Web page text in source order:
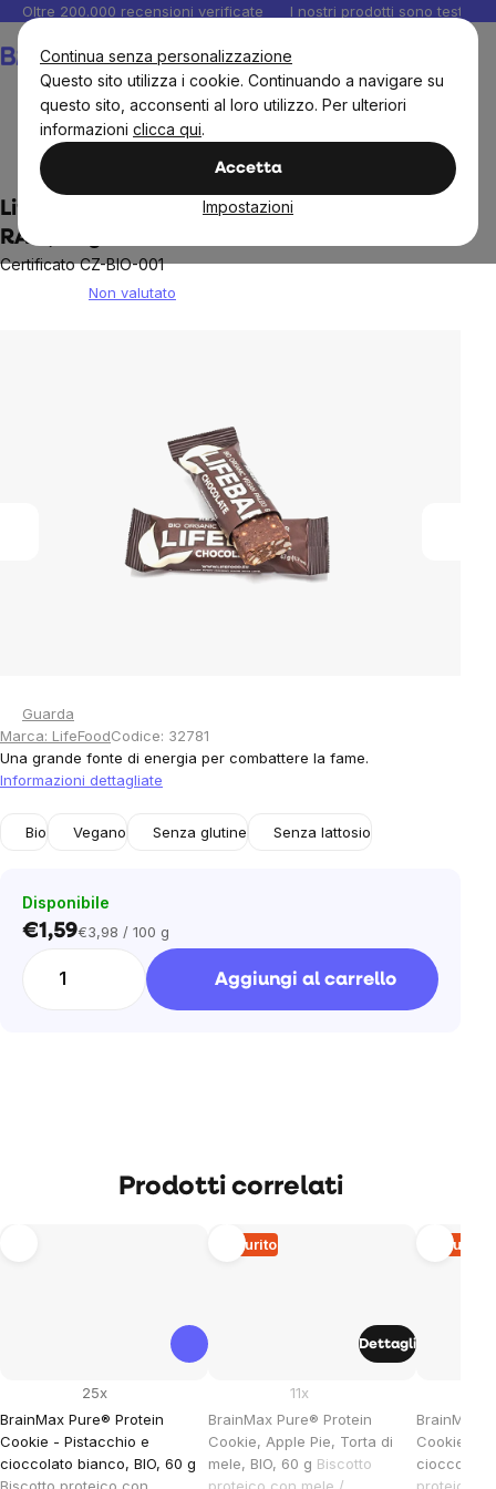
Continua senza personalizzazione
Questo sito utilizza i cookie. Continuando a navigare su
questo sito, acconsenti al loro utilizzo. Per ulteriori
informazioni clicca qui.
Accetta
Impostazioni
Salta
contenuto
Oltre 200.000 recensioni verificate I nostri prodotti sono testati
Snacks e cioccolata Stick e biscotti proteici
LifeFood - Barretta di cioccolato Lifebar,
RAW, 47 g
Certificato CZ-BIO-001
Non valutato
Guarda
Marca: LifeFoodCodice: 32781
Una grande fonte di energia per combattere la fame.
Informazioni dettagliate
Bio Vegano Senza glutine Senza lattosio
Disponibile
€1,59Prezzo
€3,98 / 100 g
Aggiungi al carrello
Prodotti correlati
BrainMax Pure® Protein
Cookie - Pistacchio e
cioccolato bianco, BIO, 60 g
25x
Esaurito
BrainMax Pure® Protein
Cookie, Apple Pie, Torta di
mele, BIO, 60 g Biscotto
11x
Dettagli
Esaurito
BrainMax
Cookie,